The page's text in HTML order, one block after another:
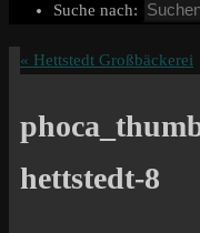
Suche nach:
« Hettstedt Großbäckerei
hettstedt-8